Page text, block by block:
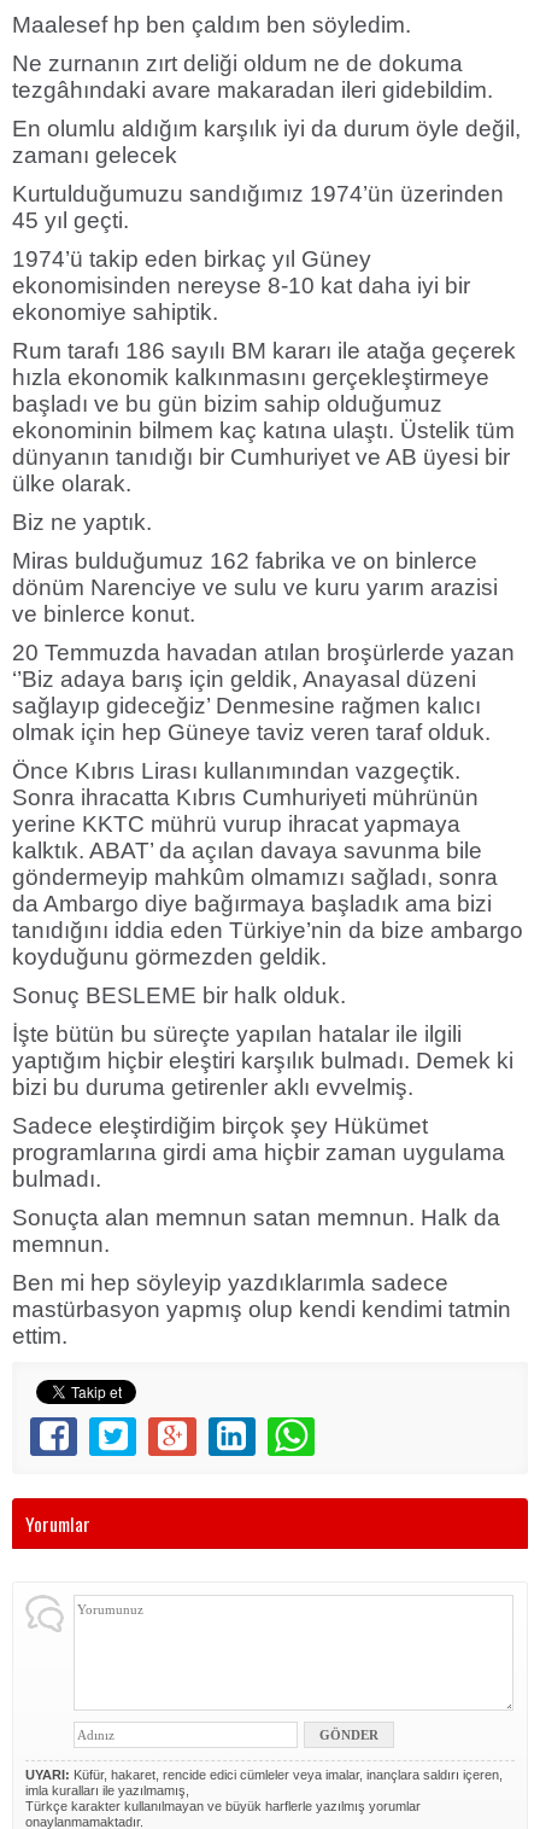
Maalesef hp ben çaldım ben söyledim.
Ne zurnanın zırt deliği oldum ne de dokuma
tezgâhındaki avare makaradan ileri gidebildim.
En olumlu aldığım karşılık iyi da durum öyle değil,
zamanı gelecek
Kurtulduğumuzu sandığımız 1974’ün üzerinden
45 yıl geçti.
1974’ü takip eden birkaç yıl Güney
ekonomisinden nereyse 8-10 kat daha iyi bir
ekonomiye sahiptik.
Rum tarafı 186 sayılı BM kararı ile atağa geçerek
hızla ekonomik kalkınmasını gerçekleştirmeye
başladı ve bu gün bizim sahip olduğumuz
ekonominin bilmem kaç katına ulaştı. Üstelik tüm
dünyanın tanıdığı bir Cumhuriyet ve AB üyesi bir
ülke olarak.
Biz ne yaptık.
Miras bulduğumuz 162 fabrika ve on binlerce
dönüm Narenciye ve sulu ve kuru yarım arazisi
ve binlerce konut.
20 Temmuzda havadan atılan broşürlerde yazan
‘’Biz adaya barış için geldik, Anayasal düzeni
sağlayıp gideceğiz’ Denmesine rağmen kalıcı
olmak için hep Güneye taviz veren taraf olduk.
Önce Kıbrıs Lirası kullanımından vazgeçtik.
Sonra ihracatta Kıbrıs Cumhuriyeti mührünün
yerine KKTC mührü vurup ihracat yapmaya
kalktık. ABAT’ da açılan davaya savunma bile
göndermeyip mahkûm olmamızı sağladı, sonra
da Ambargo diye bağırmaya başladık ama bizi
tanıdığını iddia eden Türkiye’nin da bize ambargo
koyduğunu görmezden geldik.
Sonuç BESLEME bir halk olduk.
İşte bütün bu süreçte yapılan hatalar ile ilgili
yaptığım hiçbir eleştiri karşılık bulmadı. Demek ki
bizi bu duruma getirenler aklı evvelmiş.
Sadece eleştirdiğim birçok şey Hükümet
programlarına girdi ama hiçbir zaman uygulama
bulmadı.
Sonuçta alan memnun satan memnun. Halk da
memnun.
Ben mi hep söyleyip yazdıklarımla sadece
mastürbasyon yapmış olup kendi kendimi tatmin
ettim.
Yorumlar
UYARI: Küfür, hakaret, rencide edici cümleler veya imalar, inançlara saldırı içeren,
imla kuralları ile yazılmamış,
Türkçe karakter kullanılmayan ve büyük harflerle yazılmış yorumlar
onaylanmamaktadır.